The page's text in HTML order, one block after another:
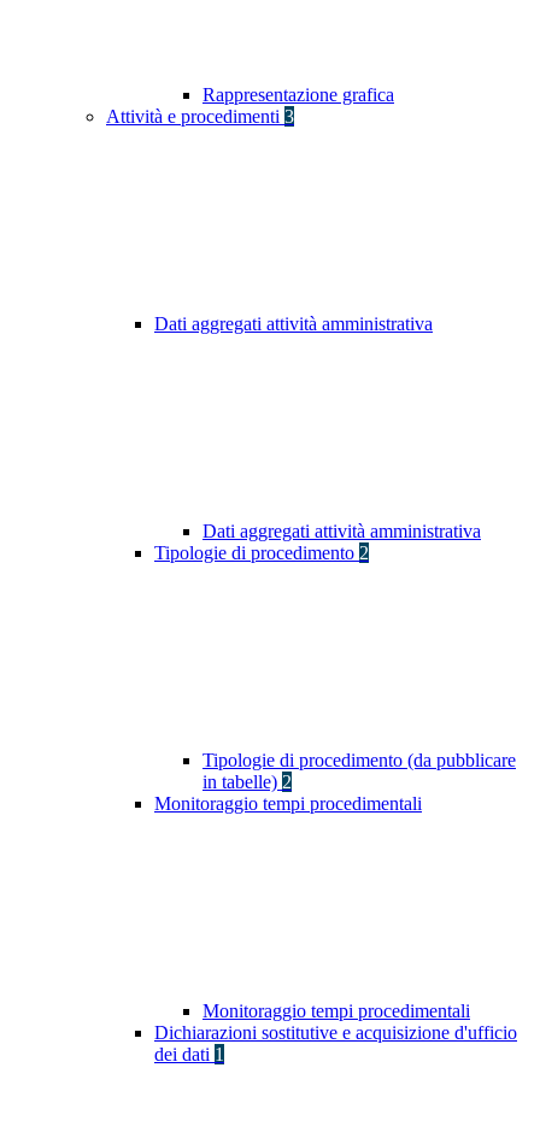
Rappresentazione grafica
Attività e procedimenti 3
Dati aggregati attività amministrativa
Dati aggregati attività amministrativa
Tipologie di procedimento 2
Tipologie di procedimento (da pubblicare
in tabelle) 2
Monitoraggio tempi procedimentali
Monitoraggio tempi procedimentali
Dichiarazioni sostitutive e acquisizione d'ufficio
dei dati 1